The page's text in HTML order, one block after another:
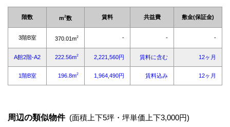
周辺の類似物件 (面積上下5坪・坪単価上下3,000円)